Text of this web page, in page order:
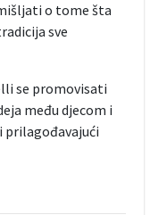
o tome šta
sve
se promovisati
među djecom i
prilagođavajući